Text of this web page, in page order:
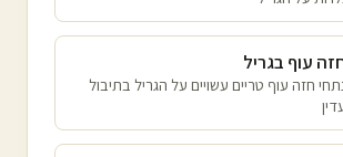
עוף בגריל
חזה עוף טריים עשויים על הגריל בתיבול